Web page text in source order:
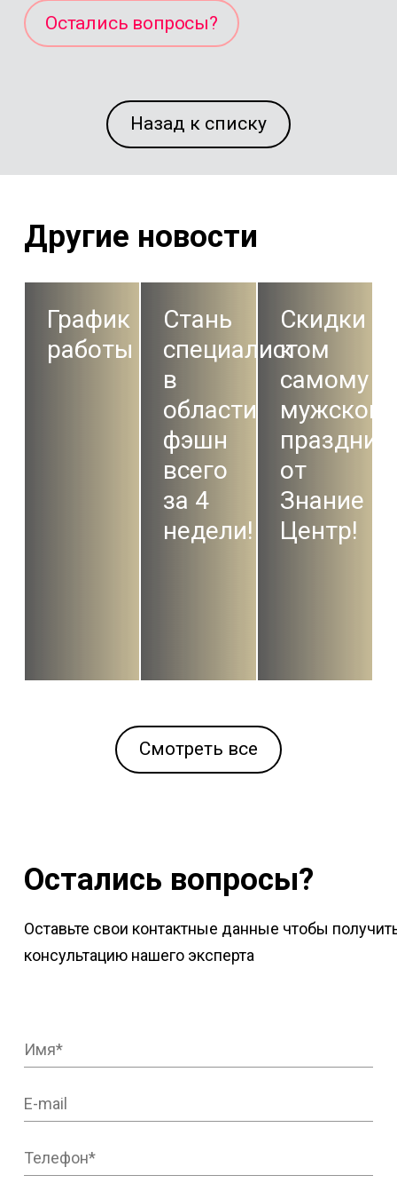
Остались вопросы?
Назад к списку
Другие новости
График
работы
Стань
специалистом
в
области
фэшн
всего
за 4
недели!
Скидки
к
самому
от
Знание
Центр!
Смотреть все
Остались вопросы?
Оставьте свои контактные данные чтобы
консультацию нашего эксперта